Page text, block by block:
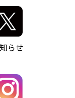
内）
ット
らせ